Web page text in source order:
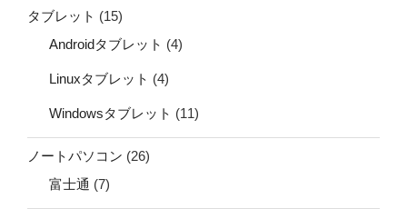
タブレット (15)
Androidタブレット (4)
Linuxタブレット (4)
Windowsタブレット (11)
ノートパソコン (26)
富士通 (7)